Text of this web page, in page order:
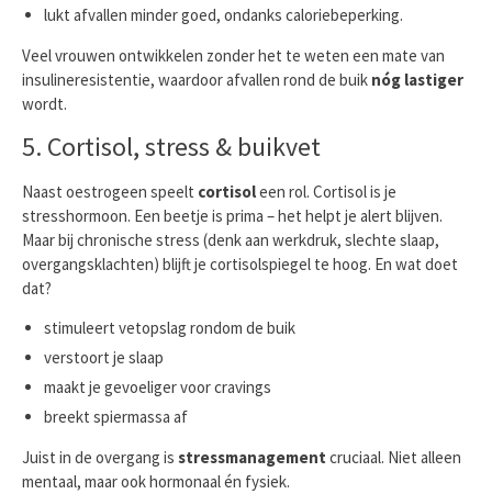
lukt afvallen minder goed, ondanks caloriebeperking.
Veel vrouwen ontwikkelen zonder het te weten een mate van
insulineresistentie, waardoor afvallen rond de buik nóg lastiger
wordt.
5. Cortisol, stress & buikvet
Naast oestrogeen speelt cortisoleen rol. Cortisol is je
stresshormoon. Een beetje is prima – het helpt je alert blijven.
Maar bij chronische stress (denk aan werkdruk, slechte slaap,
overgangsklachten) blijft je cortisolspiegel te hoog. En wat doet
dat?
stimuleert vetopslag rondom de buik
verstoort je slaap
maakt je gevoeliger voor cravings
breekt spiermassa af
Juist in de overgang is stressmanagement cruciaal. Niet alleen
mentaal, maar ook hormonaal én fysiek.